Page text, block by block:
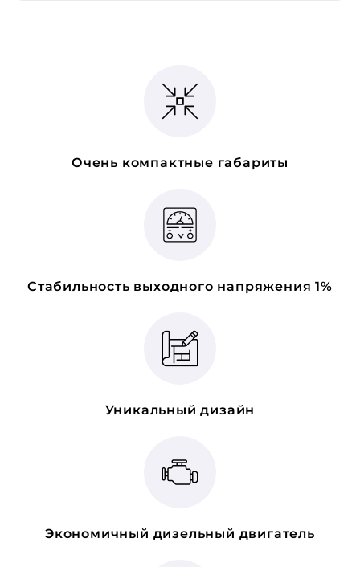
Очень компактные габариты
Стабильность выходного напряжения 1%
Уникальный дизайн
Экономичный дизельный двигатель